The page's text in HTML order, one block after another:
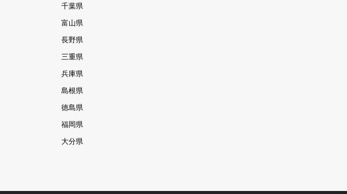
千葉県
富山県
長野県
三重県
兵庫県
島根県
徳島県
福岡県
大分県